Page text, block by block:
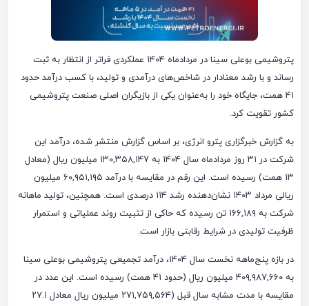
پتروشیمی بوعلی سینا در مردادماه ۱۴۰۴ عملکردی فراتر از انتظار به ثبت
رساند و با رشد معنادار در شاخص‌های درآمدی و تولید، با کسب درآمد حدود
۴۱ همت، جایگاه خود را به‌عنوان یکی از بازیگران اصلی صنعت پتروشیمی
کشور تقویت کرد.
به گزارش خبرگزاری پترو انرژی، بر اساس گزارش منتشر شده، درآمد این
شرکت در ۳۱ روز مردادماه سال ۱۴۰۴ به ۱۳۰,۳۵۸,۱۴۷ میلیون ریال (معادل
۱۳ همت) رسیده است. این رقم در مقایسه با درآمد ۶۰,۹۵۱,۱۹۵ میلیون
ریالی مرداد ۱۴۰۳ نشان‌دهنده رشد ۱۱۴ درصدی است. همچنین، تولید ماهانه
شرکت به ۱۶۶,۱۸۹ تن رسیده که حاکی از تثبیت روند عملیاتی و استمرار
ظرفیت تولیدی در شرایط رقابتی بازار است.
در بازه پنج‌ماهه نخست سال ۱۴۰۴، درآمد تجمیعی پتروشیمی بوعلی سینا
به ۴۰۹,۹۸۷,۶۶۰ میلیون ریال (حدود ۴۱ همت) رسیده است. این عدد در
مقایسه با مدت مشابه سال قبل (۲۷۱,۷۵۹,۵۶۴ میلیون ریال معادل ۲۷.۱